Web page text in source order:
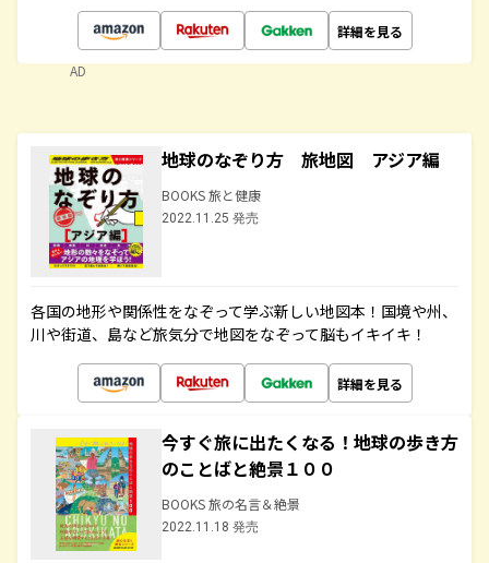
詳細を見る
AD
地球のなぞり方 旅地図 アジア編
BOOKS 旅と健康
2022.11.25 発売
各国の地形や関係性をなぞって学ぶ新しい地図本！国境や州、
川や街道、島など旅気分で地図をなぞって脳もイキイキ！
詳細を見る
今すぐ旅に出たくなる！地球の歩き方
のことばと絶景１００
BOOKS 旅の名言＆絶景
2022.11.18 発売